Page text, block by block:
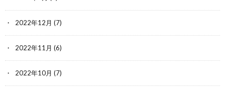
2022年12月 (7)
2022年11月 (6)
2022年10月 (7)